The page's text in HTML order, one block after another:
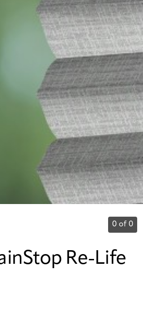
0 of 0
Re-Life